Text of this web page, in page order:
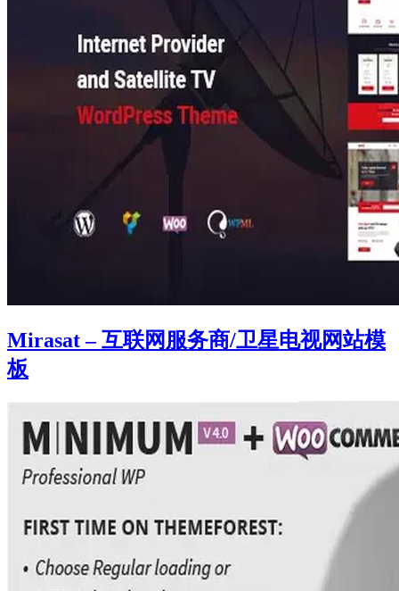
Mirasat – 互联网服务商/卫星电视网站模
板